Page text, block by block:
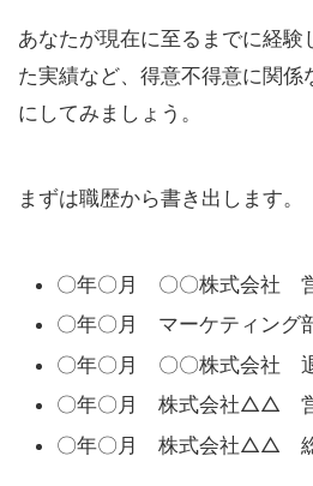
あなたが現在に至るまでに経験
た実績など、得意不得意に関係
にしてみましょう。
まずは職歴から書き出します。
〇年〇月 〇〇株式会社
〇年〇月 マーケティング
〇年〇月 〇〇株式会社
〇年〇月 株式会社△△ 営
〇年〇月 株式会社△△ 総